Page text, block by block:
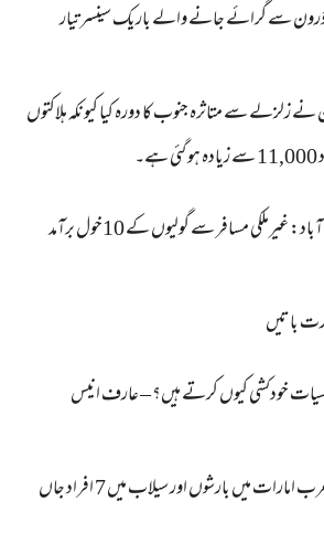
ڈرون سے گرائے جانے والے باریک سینسر تیار
زلزلے سے متاثرہ جنوب کا دورہ کیا کیونکہ ہلاکتوں
غیرملکی مسافر سے گولیوں کے 10خول برآمد
باتیں
خودکشی کیوں کرتے ہیں؟ – عارف انیس
متحدہ عرب امارات میں بارشوں اور سیلاب میں 7 افراد جاں